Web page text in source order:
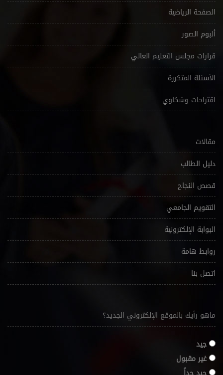
الصفحة الرياضية
ألبوم الصور
قرارات مجلس التعليم العالي
الأسئلة المتكررة
اقتراحات وشكاوي
مقالات
دليل الطالب
قصص النجاح
التقويم الجامعي
البوابة الإلكترونية
روابط هامة
اتصل بنا
ماهو رأيك بالموقع الإلكتروني الجديد؟
جيد
غير مقبول